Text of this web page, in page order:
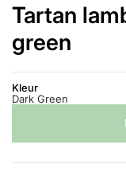
Tartan
green
Kleur
Dark Green